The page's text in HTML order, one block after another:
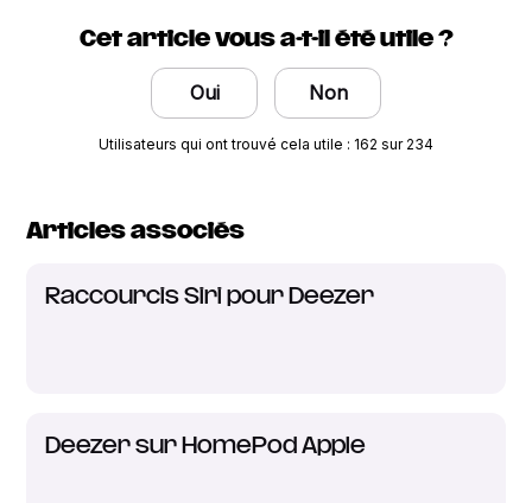
Cet article vous a-t-il été utile ?
Oui Non
Utilisateurs qui ont trouvé cela utile : 162 sur 234
Articles associés
Raccourcis Siri pour Deezer
Deezer sur HomePod Apple